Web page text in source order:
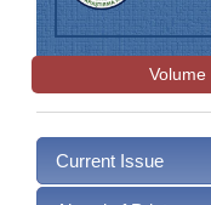
Volume
Current Issue